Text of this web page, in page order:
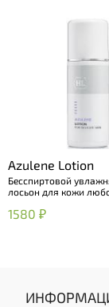
Azulene Lotion
Бесспиртовой
лосьон для кожи
1580 ₽